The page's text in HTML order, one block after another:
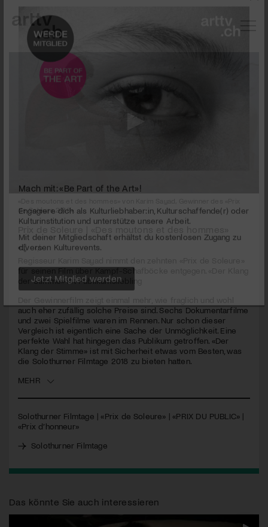
seconds
minute,
30
de Soleure 2018».
für seinen Film über Kampf-Schafböcke entgegen. «Der Klang
der Stimme» ist Publikumsliebling
auch eher zufällig solche Preise sind. Sechs Dokumentarfilme
und zwei Spielfilme waren im Rennen. Nur schon dieser
Vergleich ist eigentlich eine Sache der Unmöglichkeit. Eine
perfekte Wahl hat hingegen das Publikum getroffen. «Der
Klang der Stimme» ist mit Sicherheit etwas vom Besten, was
die Solothurner Filmtage 2018 zu bieten hatten.
MEHR
Solothurner Filmtage | «Prix de Soleure» | «PRIX DU PUBLIC» |
«Prix d’honneur»
Solothurner Filmtage
Das könnte Sie auch interessieren
Mach mit: «Be Part of the Art»!
Kulturinstitution und unterstütze unsere Arbeit.